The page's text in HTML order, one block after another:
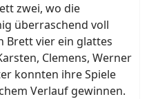
zwei, wo die
überraschend voll
Brett vier ein glattes
Clemens, Werner
konnten ihre Spiele
Verlauf gewinnen.